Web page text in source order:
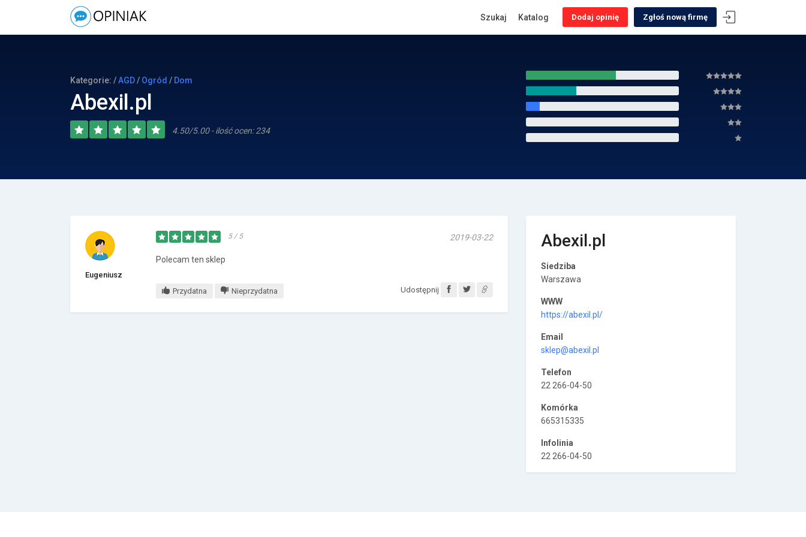
Dodaj opinię Zgłoś nową firmę
Szukaj Katalog
Kategorie: /AGD/ Ogród / Dom
Abexil.pl
4.50/5.00 - ilość ocen: 234
Eugeniusz
5 / 5 2019-03-22
Polecam ten sklep
Przydatna Nieprzydatna Udostępnij
Abexil.pl
Siedziba
Warszawa
WWW
https://abexil.pl/
Email
sklep@abexil.pl
Telefon
22 266-04-50
Komórka
665315335
Infolinia
22 266-04-50